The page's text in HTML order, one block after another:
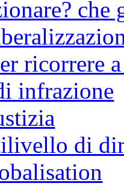
che
ricorrere
infrazione
di